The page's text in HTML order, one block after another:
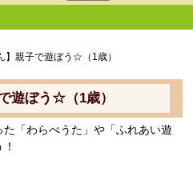
】親子で遊ぼう☆（1歳）
遊ぼう☆（1歳）
「わらべうた」や「ふれあい遊